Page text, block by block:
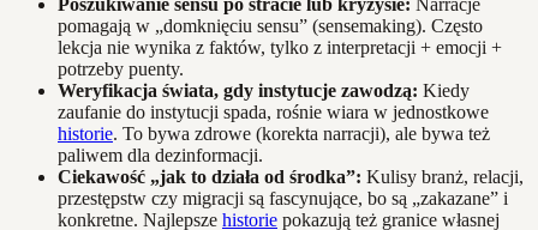
pomagają w „domknięciu sensu” (sensemaking). Często
lekcja nie wynika z faktów, tylko z interpretacji + emocji +
potrzeby puenty.
Weryfikacja świata, gdy instytucje zawodzą: Kiedy
zaufanie do instytucji spada, rośnie wiara w jednostkowe
historie. To bywa zdrowe (korekta narracji), ale bywa też
paliwem dla dezinformacji.
Ciekawość „jak to działa od środka”: Kulisy branż, relacji,
przestępstw czy migracji są fascynujące, bo są „zakazane” i
konkretne. Najlepsze historie pokazują też granice własnej